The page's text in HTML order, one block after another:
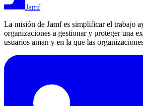
Jamf
La misión de Jamf es simplificar el trabajo
organizaciones a gestionar y proteger una
usuarios aman y en la que las